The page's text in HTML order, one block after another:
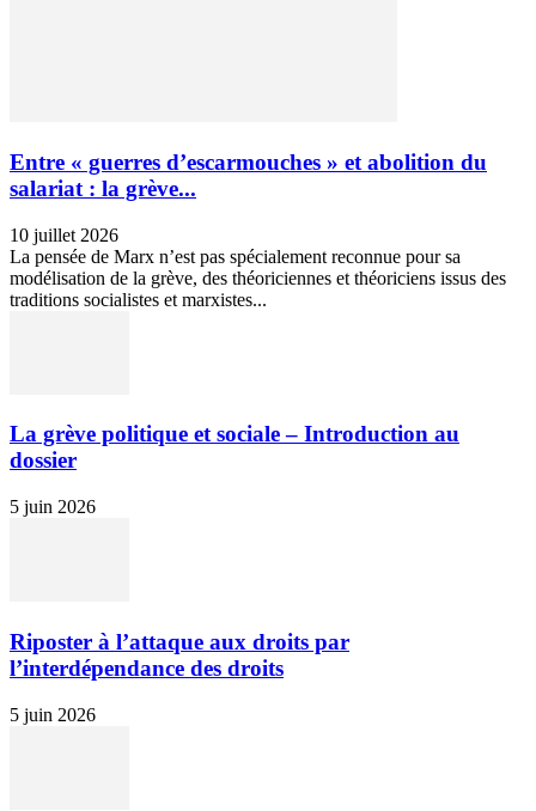
Entre « guerres d’escarmouches » et abolition du
salariat : la grève...
10 juillet 2026
La pensée de Marx n’est pas spécialement reconnue pour sa
modélisation de la grève, des théoriciennes et théoriciens issus des
traditions socialistes et marxistes...
La grève politique et sociale – Introduction au
dossier
5 juin 2026
Riposter à l’attaque aux droits par
l’interdépendance des droits
5 juin 2026